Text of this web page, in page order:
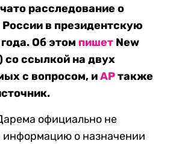
расследование о
в президентскую
Об этом пишет New
со ссылкой на двух
с вопросом, иАРтакже
официально не
информацию о назначении